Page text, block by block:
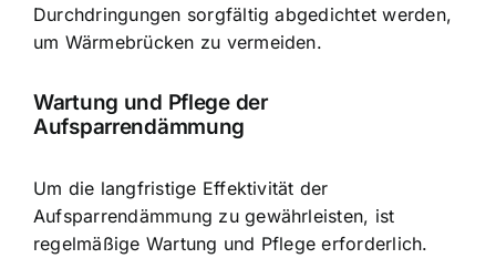
Durchdringungen sorgfältig abgedichtet werden,
um Wärmebrücken zu vermeiden.
Wartung und Pflege der
Aufsparrendämmung
Um die langfristige Effektivität der
Aufsparrendämmung zu gewährleisten, ist
regelmäßige Wartung und Pflege erforderlich.